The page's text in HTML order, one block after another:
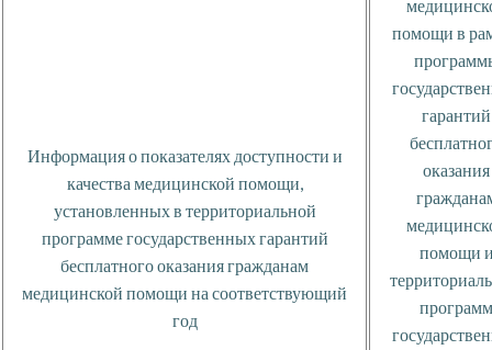
Информация о показателях доступности и
качества медицинской помощи,
установленных в территориальной
программе государственных гарантий
бесплатного оказания гражданам
медицинской помощи на соответствующий
год
помощи в
гарантий
оказания
помощи
программ